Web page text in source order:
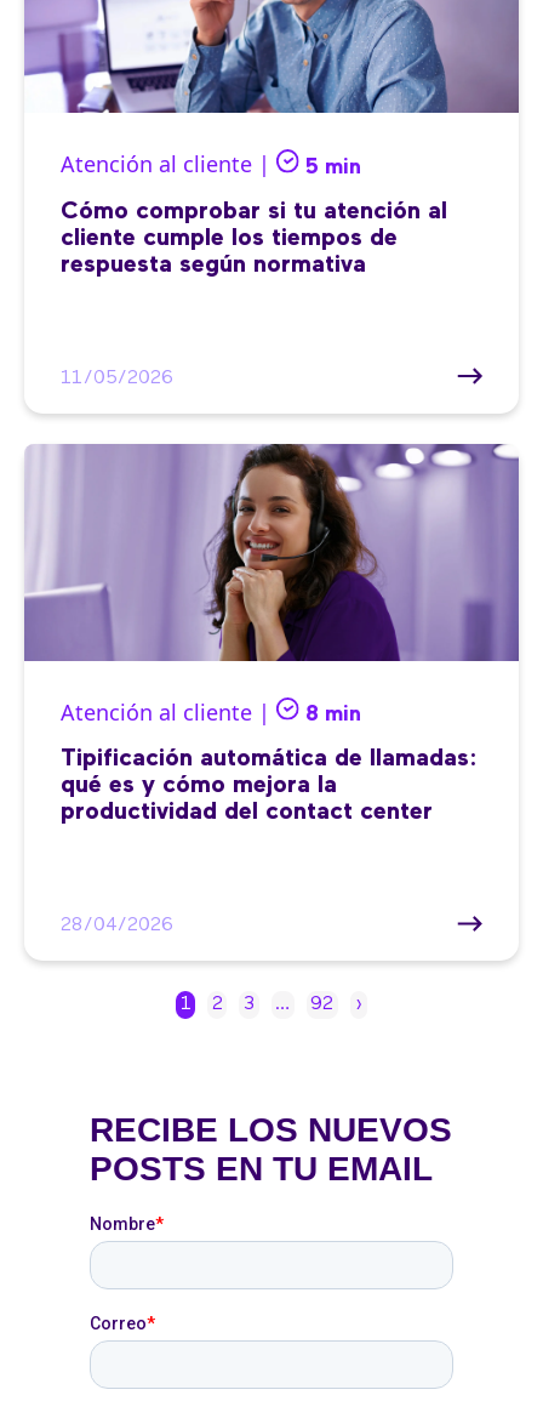
Atención al cliente | 5 min
Cómo comprobar si tu atención al
cliente cumple los tiempos de
respuesta según normativa
11/05/2026
Atención al cliente | 8 min
Tipificación automática de llamadas:
qué es y cómo mejora la
productividad del contact center
28/04/2026
1 2 3 … 92 ›